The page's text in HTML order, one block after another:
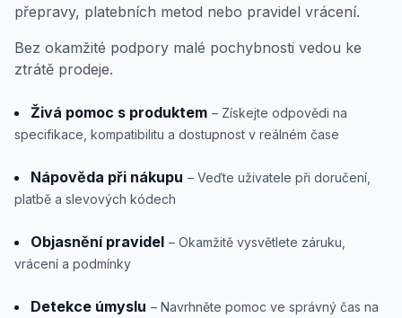
přepravy, platebních metod nebo pravidel vrácení.
Bez okamžité podpory malé pochybnosti vedou ke
ztrátě prodeje.
Živá pomoc s produktem – Získejte odpovědi na
specifikace, kompatibilitu a dostupnost v reálném čase
Nápověda při nákupu – Veďte uživatele při doručení,
platbě a slevových kódech
Objasnění pravidel – Okamžitě vysvětlete záruku,
vrácení a podmínky
Detekce úmyslu – Navrhněte pomoc ve správný čas na